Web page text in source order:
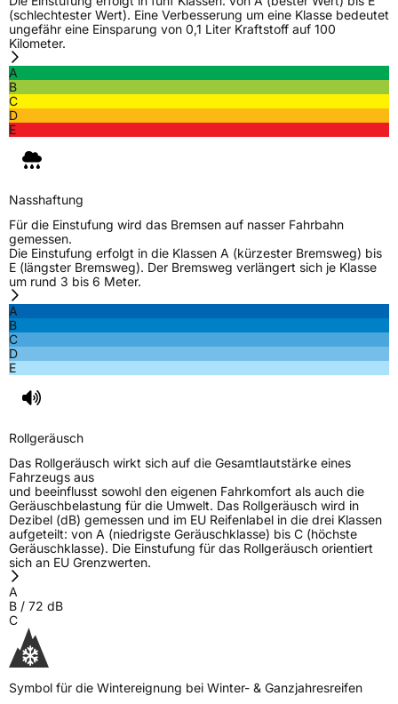
Weitere Eigenschaften
SchlauchtypTL
ZustandNeureifen
M+S
VerstärktXL
EU Label
EffizienzC
Fahrzeugklasse
3PMSF / Schneeflockensymbol / Alpine-Symbol
EPREL ID603757
Allgemeine Produktsicherheit (GPSR)
(schlechtester Wert). Eine Verbesserung um eine Klasse bedeutet
ungefähr eine Einsparung von 0,1 Liter Kraftstoff auf 100
Kilometer.
A
B
C
D
E
Nasshaftung
Für die Einstufung wird das Bremsen auf nasser Fahrbahn
gemessen.
Die Einstufung erfolgt in die Klassen A (kürzester Bremsweg) bis
E (längster Bremsweg). Der Bremsweg verlängert sich je Klasse
um rund 3 bis 6 Meter.
A
B
C
D
E
Rollgeräusch
Das Rollgeräusch wirkt sich auf die Gesamtlautstärke eines
Fahrzeugs aus
und beeinflusst sowohl den eigenen Fahrkomfort als auch die
Geräuschbelastung für die Umwelt. Das Rollgeräusch wird in
Dezibel (dB) gemessen und im EU Reifenlabel in die drei Klassen
aufgeteilt: von A (niedrigste Geräuschklasse) bis C (höchste
Geräuschklasse). Die Einstufung für das Rollgeräusch orientiert
sich an EU Grenzwerten.
A
B / 72 dB
C
Symbol für die Wintereignung bei Winter- & Ganzjahresreifen